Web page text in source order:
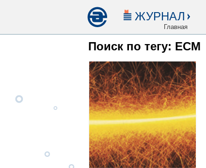
ЖУРНАЛ
Главная
Поиск по тегу: ECM